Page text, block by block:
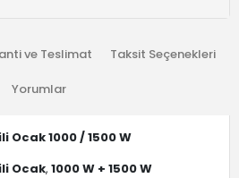
ve Teslimat Taksit Seçenekleri
Yorumlar
Ocak 1000 / 1500 W
Ocak, 1000 W + 1500 W